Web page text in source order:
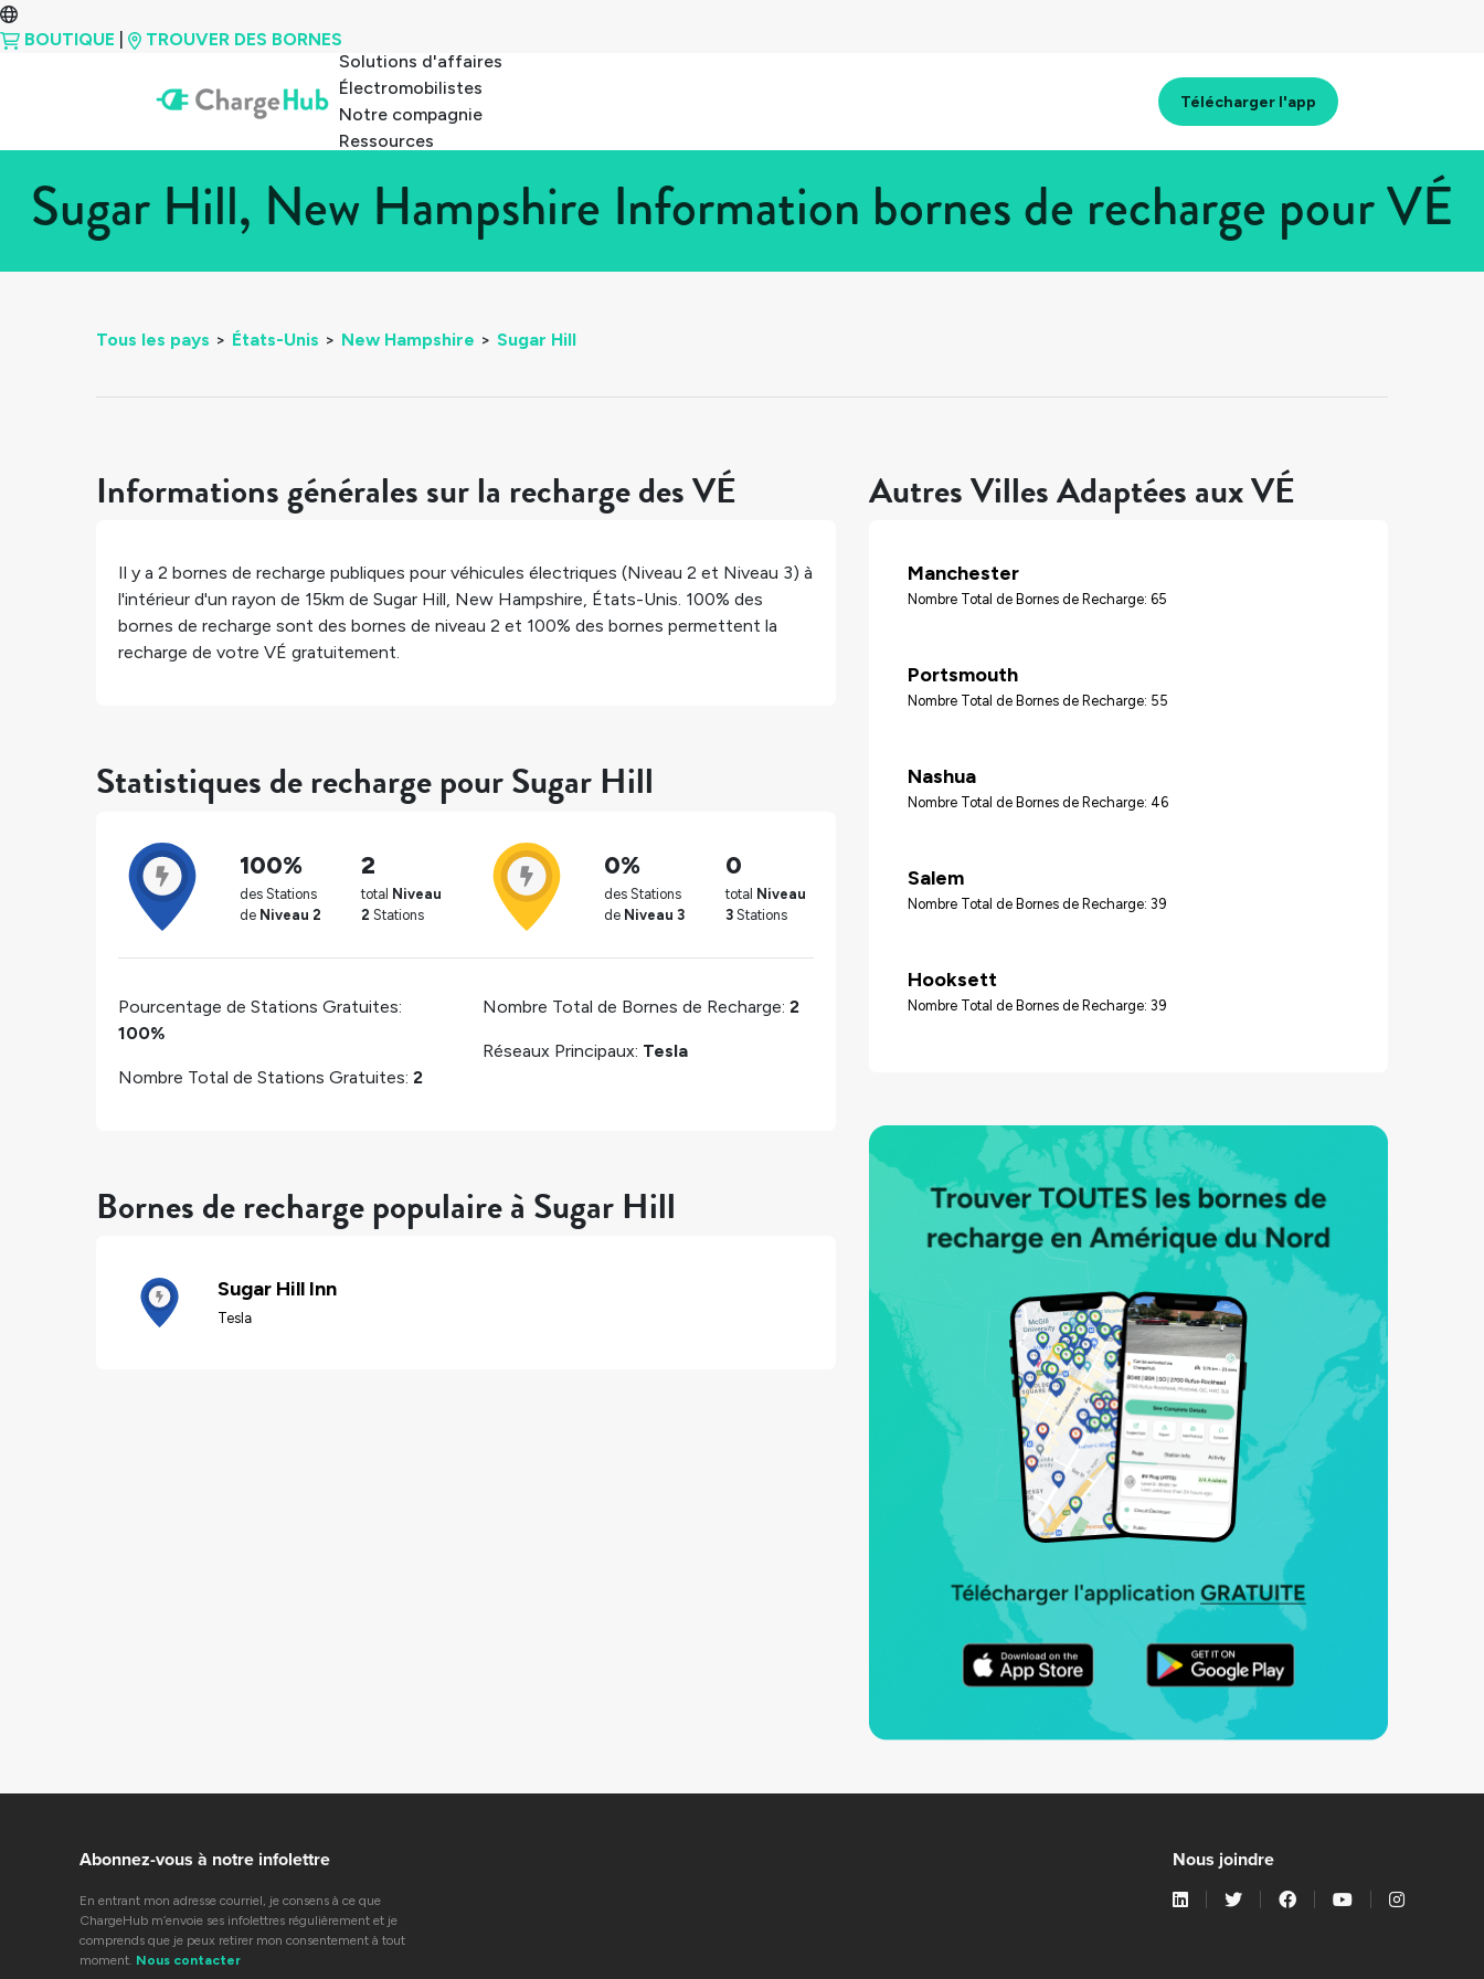
BOUTIQUE
TROUVER DES BORNES
Solutions d'affaires
Électromobilistes
Notre compagnie
Ressources
Télécharger l'app
Sugar Hill, New Hampshire Information bornes de recharge pour VÉ
Tous les pays > États-Unis > New Hampshire > Sugar Hill
Informations générales sur la recharge des VÉ
Il y a 2 bornes de recharge publiques pour véhicules électriques (Niveau 2 et Niveau 3) à
l'intérieur d'un rayon de 15km de Sugar Hill, New Hampshire, États-Unis. 100% des
bornes de recharge sont des bornes de niveau 2 et 100% des bornes permettent la
recharge de votre VÉ gratuitement.
Statistiques de recharge pour Sugar Hill
100%
des Stations
de Niveau 2
2
total Niveau
2 Stations
0%
des Stations
de Niveau 3
0
total Niveau
3 Stations
Pourcentage de Stations Gratuites:
100%
Nombre Total de Stations Gratuites: 2
Nombre Total de Bornes de Recharge: 2
Réseaux Principaux: Tesla
Bornes de recharge populaire à Sugar Hill
Sugar Hill Inn
Tesla
Autres Villes Adaptées aux VÉ
Manchester
Nombre Total de Bornes de Recharge: 65
Portsmouth
Nombre Total de Bornes de Recharge: 55
Nashua
Nombre Total de Bornes de Recharge: 46
Salem
Nombre Total de Bornes de Recharge: 39
Hooksett
Nombre Total de Bornes de Recharge: 39
Abonnez-vous à notre infolettre
En entrant mon adresse courriel, je consens à ce que
ChargeHub m’envoie ses infolettres régulièrement et je
comprends que je peux retirer mon consentement à tout
moment. Nous contacter
Nous joindre